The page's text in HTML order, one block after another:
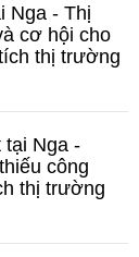
Nga - Thị
cơ hội cho
thị trường
tại Nga -
công
thị trường